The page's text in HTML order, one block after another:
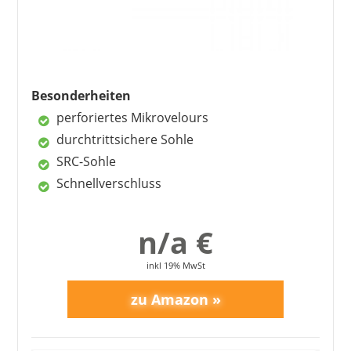
Besonderheiten
perforiertes Mikrovelours
durchtrittsichere Sohle
SRC-Sohle
Schnellverschluss
n/a €
inkl 19% MwSt